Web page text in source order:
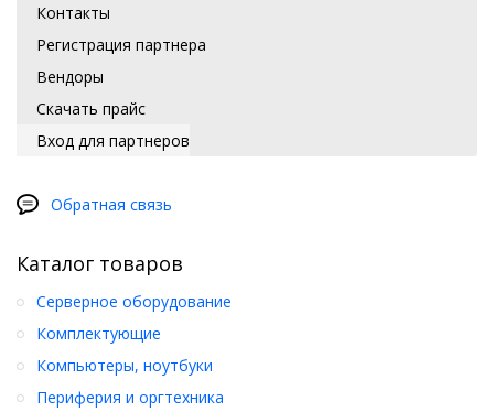
Контакты
Регистрация партнера
Вендоры
Скачать прайс
Вход для партнеров
Обратная связь
Каталог товаров
Серверное оборудование
Комплектующие
Компьютеры, ноутбуки
Периферия и оргтехника